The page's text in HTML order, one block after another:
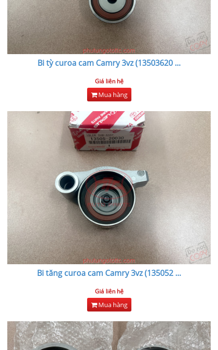
Bi tỳ curoa cam Camry 3vz (13503620 ...
Giá liên hệ
Mua hàng
Bi tăng curoa cam Camry 3vz (135052 ...
Giá liên hệ
Mua hàng